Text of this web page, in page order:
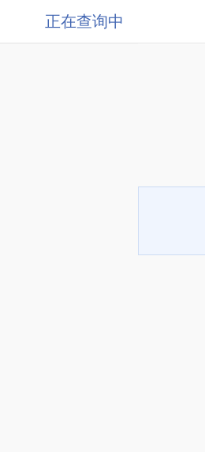
正在查询中